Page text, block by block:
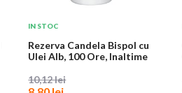
IN STOC
Rezerva Candela Bispol cu
Ulei Alb, 100 Ore, Inaltime
10,12 lei